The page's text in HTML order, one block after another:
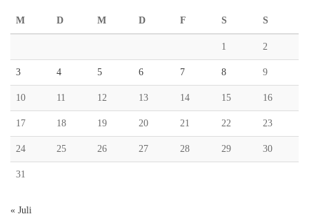
M D M D F S S
1 2
3 4 5 6 7 8 9
10 11 12 13 14 15 16
17 18 19 20 21 22 23
24 25 26 27 28 29 30
31
« Juli